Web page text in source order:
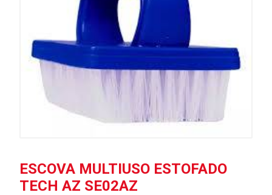
ESCOVA MULTIUSO ESTOFADO
TECH AZ SE02AZ